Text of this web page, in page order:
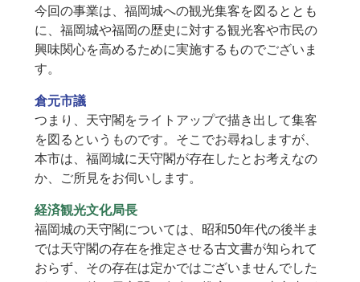
今回の事業は、福岡城への観光集客を図るととも
に、福岡城や福岡の歴史に対する観光客や市民の
興味関心を高めるために実施するものでございま
す。
倉元市議
つまり、天守閣をライトアップで描き出して集客
を図るというものです。そこでお尋ねしますが、
本市は、福岡城に天守閣が存在したとお考えなの
か、ご所見をお伺いします。
経済観光文化局長
福岡城の天守閣については、昭和50年代の後半ま
では天守閣の存在を推定させる古文書が知られて
おらず、その存在は定かではございませんでした